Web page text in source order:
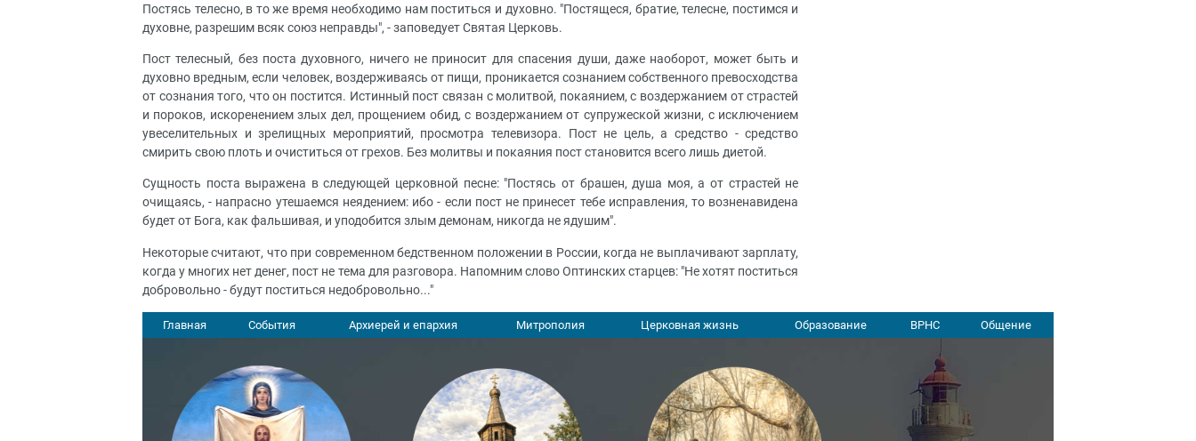
Постясь телесно, в то же время необходимо нам поститься и духовно. "Постящеся, братие, телесне, постимся и
духовне, разрешим всяк союз неправды", - заповедует Святая Церковь.
Пост телесный, без поста духовного, ничего не приносит для спасения души, даже наоборот, может быть и
духовно вредным, если человек, воздерживаясь от пищи, проникается сознанием собственного превосходства
от сознания того, что он постится. Истинный пост связан с молитвой, покаянием, с воздержанием от страстей
и пороков, искоренением злых дел, прощением обид, с воздержанием от супружеской жизни, с исключением
увеселительных и зрелищных мероприятий, просмотра телевизора. Пост не цель, а средство - средство
смирить свою плоть и очиститься от грехов. Без молитвы и покаяния пост становится всего лишь диетой.
Сущность поста выражена в следующей церковной песне: "Постясь от брашен, душа моя, а от страстей не
очищаясь, - напрасно утешаемся неядением: ибо - если пост не принесет тебе исправления, то возненавидена
будет от Бога, как фальшивая, и уподобится злым демонам, никогда не ядушим".
Некоторые считают, что при современном бедственном положении в России, когда не выплачивают зарплату,
когда у многих нет денег, пост не тема для разговора. Напомним слово Оптинских старцев: "Не хотят поститься
добровольно - будут поститься недобровольно..."
Главная События Архиерей и епархия Митрополия Церковная жизнь Образование ВРНС Общение